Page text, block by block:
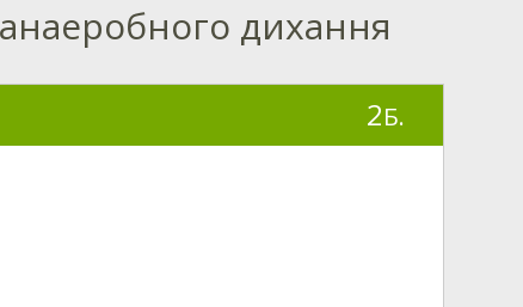
дихання
2Б.